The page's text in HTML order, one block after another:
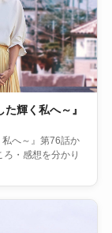
輝く私へ～』
へ～』第76話か
・感想を分かり